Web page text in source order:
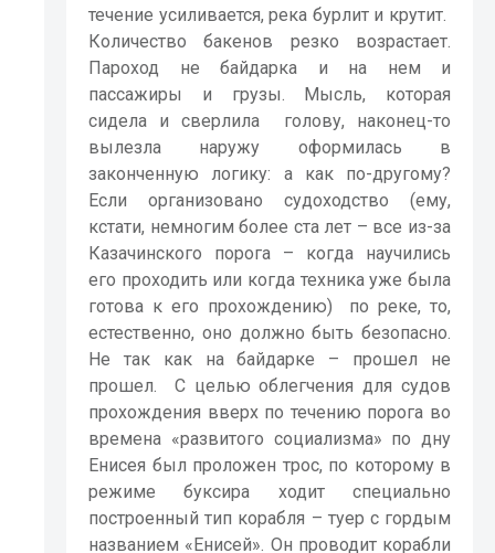
течение усиливается, река бурлит и крутит.
Количество бакенов резко возрастает.
Пароход не байдарка и на нем и
пассажиры и грузы. Мысль, которая
сидела и сверлила
голову, наконец-то
вылезла наружу оформилась в
законченную логику: а как по-другому?
Если организовано судоходство (ему,
кстати, немногим более ста лет – все из-за
Казачинского порога – когда научились
его проходить или когда техника уже была
готова к его прохождению)
по реке, то,
естественно, оно должно быть безопасно.
Не так как на байдарке – прошел не
прошел.
С целью облегчения для судов
прохождения вверх по течению порога во
времена «развитого социализма» по дну
Енисея был проложен трос, по которому в
режиме буксира ходит специально
построенный тип корабля – туер с гордым
названием «Енисей». Он проводит корабли